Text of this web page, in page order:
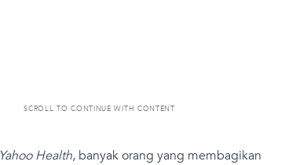
SCROLL TO CONTINUE WITH CONTENT
Yahoo Health, banyak orang yang membagikan